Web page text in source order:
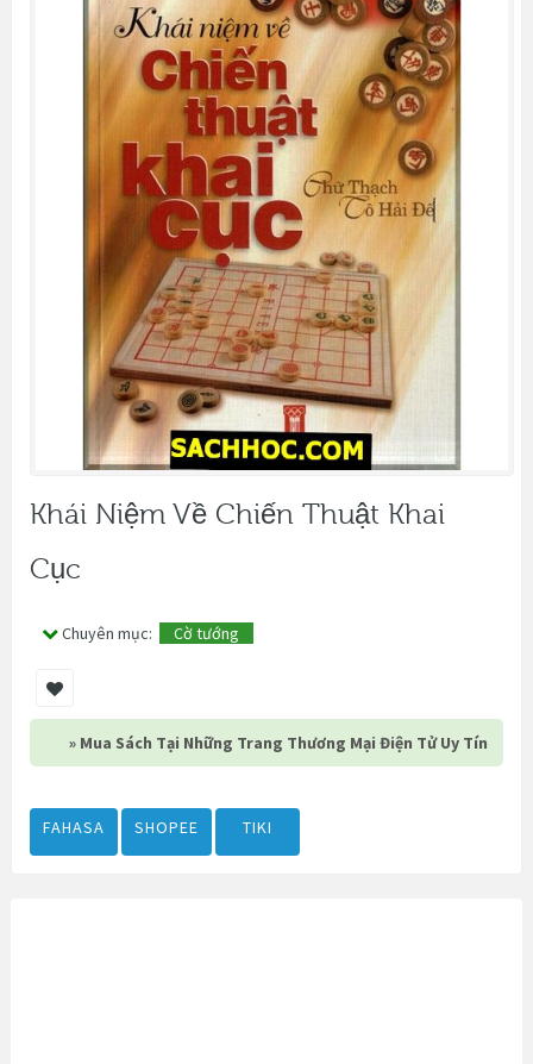
Khái Niệm Về Chiến Thuật Khai
Cục
Chuyên mục: Cờ tướng
» Mua Sách Tại Những Trang Thương Mại Điện Tử Uy Tín
FAHASA SHOPEE TIKI